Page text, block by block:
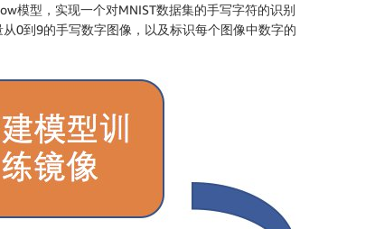
模型，实现一个对MNIST数据集的手写字符的识别
0到9的手写数字图像，以及标识每个图像中数字的